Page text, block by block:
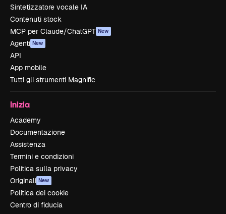
Sintetizzatore vocale IA
Contenuti stock
MCP per Claude/ChatGPT New
Agenti New
API
App mobile
Tutti gli strumenti Magnific
Inizia
Academy
Documentazione
Assistenza
Termini e condizioni
Politica sulla privacy
Originali New
Politica dei cookie
Centro di fiducia